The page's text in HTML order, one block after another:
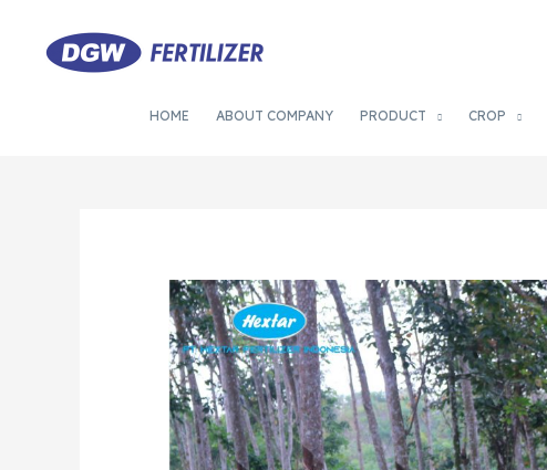
HOME ABOUT COMPANY PRODUCT CROP